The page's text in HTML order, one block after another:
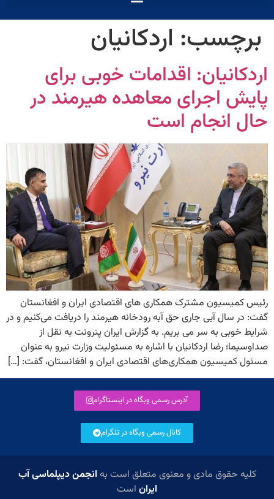
برچسب: اردکانیان
اردکانیان: اقدامات خوبی برای
پایش اجرای معاهده هیرمند در
حال انجام است
رئیس کمیسیون مشترک همکاری های اقتصادی ایران و افغانستان
گفت: در سال آبی جاری حق آبه رودخانه هیرمند را دریافت می‌کنیم و در
شرایط خوبی به سر می بریم. به گزارش ایران پترونت به نقل از
صداوسیما؛ رضا اردکانیان با اشاره به مسئولیت وزارت نیرو به عنوان
مسئول کمیسیون همکاری‌های اقتصادی ایران و افغانستان، گفت: […]
آدرس رسمی وبگاه در اینستاگرام
کانال رسمی وبگاه در تلگرام
کلیه حقوق مادی و معنوی متعلق است به انجمن دیپلماسی آب
ایران است